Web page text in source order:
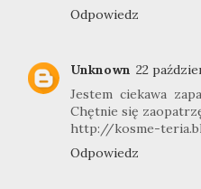
Odpowiedz
Unknown 22
Jestem ciekawa
Chętnie się
http://kosme-
Odpowiedz